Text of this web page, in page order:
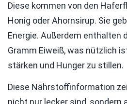
Diese kommen von den
Honig oder Ahornsirup. Sie
Energie. Außerdem enthalten
Gramm Eiweiß, was nützlich
stärken und Hunger zu stillen.
Diese Nährstoffinformation
nicht nur lecker sind, sondern